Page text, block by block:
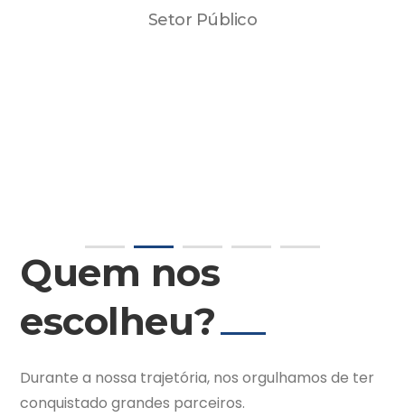
Setor Público
Quem nos
escolheu?
Durante a nossa trajetória, nos orgulhamos de ter
conquistado grandes parceiros.